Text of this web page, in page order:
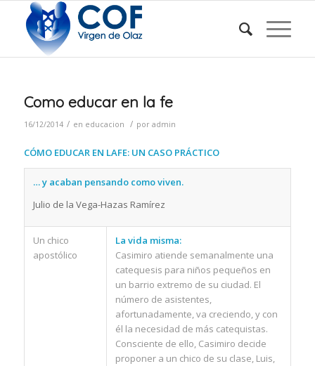
Como educar en la fe
16/12/2014 / en educacion / por admin
CÓMO EDUCAR EN LAFE: UN CASO PRÁCTICO
… y acaban pensando como viven.
Julio de la Vega-Hazas Ramírez
Un chico
apostólico
La vida misma:
Casimiro atiende semanalmente una
catequesis para niños pequeños en
un barrio extremo de su ciudad. El
número de asistentes,
afortunadamente, va creciendo, y con
él la necesidad de más catequistas.
Consciente de ello, Casimiro decide
proponer a un chico de su clase, Luis,